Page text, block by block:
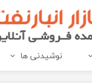
نوشیدنی ها